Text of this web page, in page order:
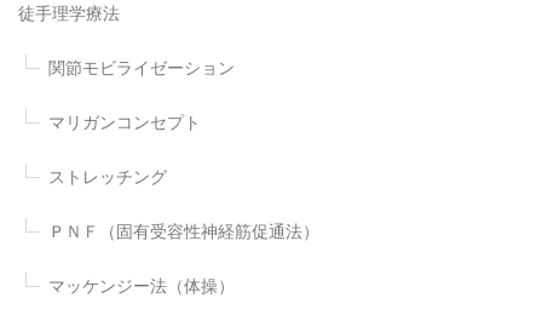
徒手理学療法
関節モビライゼーション
マリガンコンセプト
ストレッチング
ＰＮＦ（固有受容性神経筋促通法）
マッケンジー法（体操）